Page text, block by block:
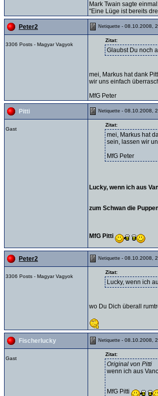
Mark Twain sagte
"Eine Lüge ist bereits
Peter2 Netiquette - 08.10.2008,
3306 Posts - Magyar Vagyok
Zitat:
Glaubst Du noch
mei, Markus hat dank
wir uns einfach
MfG Peter
Pitti Netiquette - 08.10.2008,
Gast
Zitat:
mei, Markus hat
sein, lassen wir
MfG Peter
Lucky, wenn ich aus
zum Schwan die
MfG Pitti
Peter2 Netiquette - 08.10.2008,
3306 Posts - Magyar Vagyok
Zitat:
Lucky, wenn ich
wo Du Dich überall
Fischerlucky Netiquette - 08.10.2008,
Gast
Zitat:
Original von Pitti
wenn ich aus
MfG Pitti